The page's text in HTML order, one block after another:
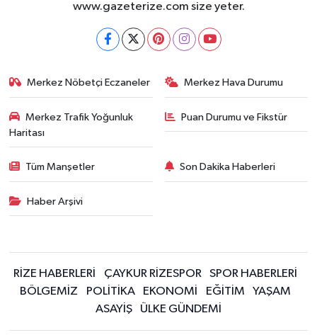
www.gazeterize.com size yeter.
Merkez Nöbetçi Eczaneler Merkez Hava Durumu
Merkez Trafik Yoğunluk
Haritası
Puan Durumu ve Fikstür
Tüm Manşetler Son Dakika Haberleri
Haber Arşivi
RİZE HABERLERİ ÇAYKUR RİZESPOR
SPOR HABERLERİ
BÖLGEMİZ
POLİTİKA EKONOMİ EĞİTİM
YAŞAM
ASAYİŞ
ÜLKE GÜNDEMİ